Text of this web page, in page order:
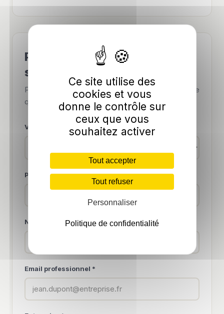
Parlez-nous de votre
situation.
Pas besoin de tout détailler. Quelques lignes sur ce
qui vous prend le plus de temps suffisent.
Votre sujet
Prénom *
Nom *
Email professionnel *
Ce site utilise des
cookies et vous
donne le contrôle sur
ceux que vous
souhaitez activer
Tout accepter
Tout refuser
Personnaliser
Politique de confidentialité